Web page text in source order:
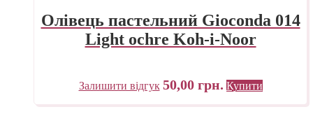
Олівець пастельний Gioconda 014
Light ochre Koh-i-Noor
Залишити відгук 50,00 грн. Купити